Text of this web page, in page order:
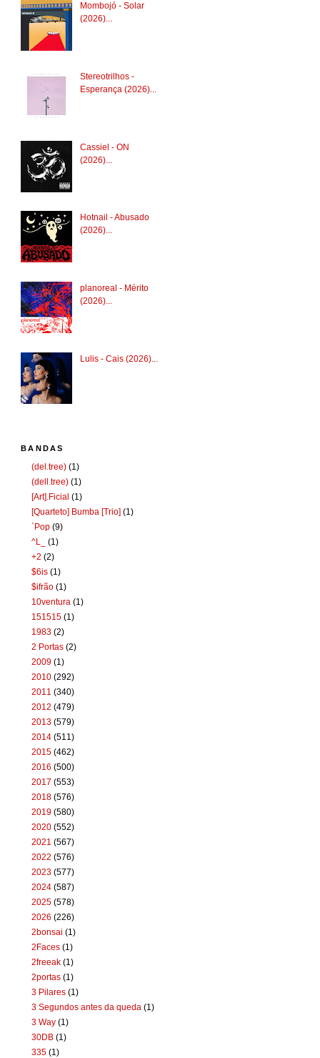
Mombojó - Solar
(2026)...
Stereotrilhos -
Esperança (2026)...
Cassiel - ON
(2026)...
Hotnail - Abusado
(2026)...
planoreal - Mérito
(2026)...
Lulis - Cais (2026)...
BANDAS
(del.tree) (1)
(dell.tree) (1)
[Art].Ficial (1)
[Quarteto] Bumba [Trio] (1)
`Pop (9)
^L_
(1)
+2 (2)
$6is (1)
$ifrão (1)
10ventura (1)
151515 (1)
1983 (2)
2 Portas (2)
2009 (1)
2010 (292)
2011 (340)
2012 (479)
2013 (579)
2014 (511)
2015 (462)
2016 (500)
2017 (553)
2018 (576)
2019 (580)
2020 (552)
2021 (567)
2022 (576)
2023 (577)
2024 (587)
2025 (578)
2026 (226)
2bonsai (1)
2Faces (1)
2freeak (1)
2portas (1)
3 Pilares (1)
3 Segundos antes da queda (1)
3 Way (1)
30DB (1)
335 (1)